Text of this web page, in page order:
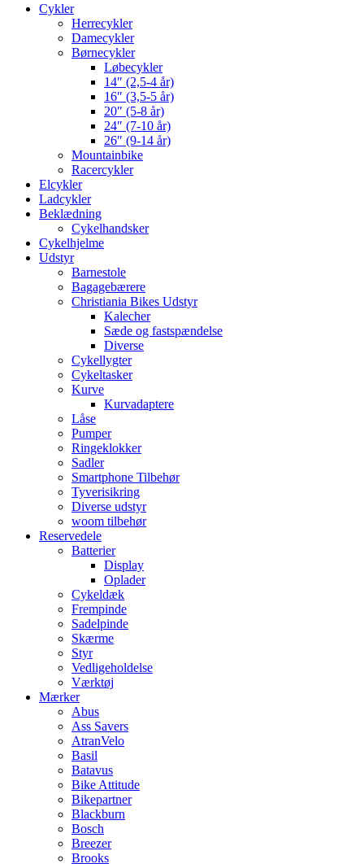
Cykler
Herrecykler
Damecykler
Børnecykler
Løbecykler
14″ (2,5-4 år)
16″ (3,5-5 år)
20″ (5-8 år)
24″ (7-10 år)
26″ (9-14 år)
Mountainbike
Racercykler
Elcykler
Ladcykler
Beklædning
Cykelhandsker
Cykelhjelme
Udstyr
Barnestole
Bagagebærere
Christiania Bikes Udstyr
Kalecher
Sæde og fastspændelse
Diverse
Cykellygter
Cykeltasker
Kurve
Kurvadaptere
Låse
Pumper
Ringeklokker
Sadler
Smartphone Tilbehør
Tyverisikring
Diverse udstyr
woom tilbehør
Reservedele
Batterier
Display
Oplader
Cykeldæk
Frempinde
Sadelpinde
Skærme
Styr
Vedligeholdelse
Værktøj
Mærker
Abus
Ass Savers
AtranVelo
Basil
Batavus
Bike Attitude
Bikepartner
Blackburn
Bosch
Breezer
Brooks